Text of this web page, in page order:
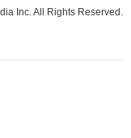
Inc. All Rights Reserved.